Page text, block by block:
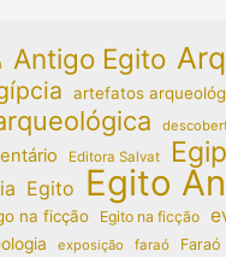
Antigo Egito
artefatos
Editora Salvat
Egito Egito
na ficção Egito na ficção
exposição faraó Faraó